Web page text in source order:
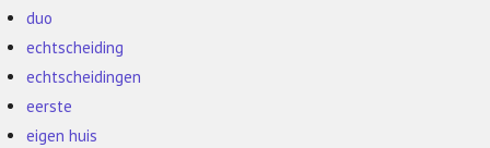
duo
echtscheiding
echtscheidingen
eerste
eigen huis